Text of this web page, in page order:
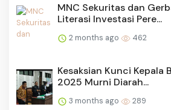
MNC Sekuritas dan
Literasi Investasi Pere...
2 months ago 462
Kesaksian Kunci Kepala
2025 Murni Diarah...
3 months ago 289